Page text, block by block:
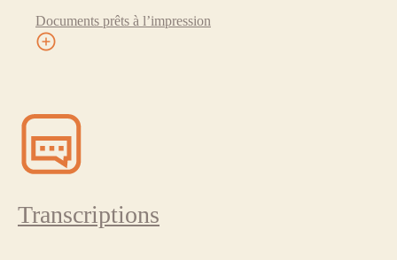
Documents prêts à l’impression
Transcriptions